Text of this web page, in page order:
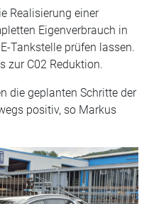
Realisierung einer
Eigenverbrauch in
Tankstelle prüfen lassen.
zur C02 Reduktion.
die geplanten Schritte der
positiv, so Markus